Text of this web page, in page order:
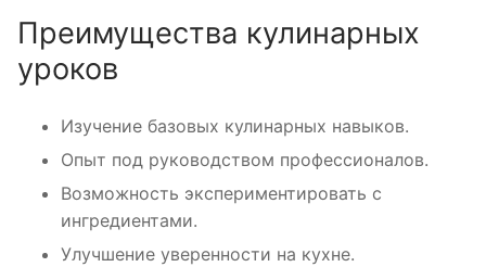
Преимущества кулинарных
уроков
Изучение базовых кулинарных навыков.
Опыт под руководством профессионалов.
Возможность экспериментировать с
ингредиентами.
Улучшение уверенности на кухне.